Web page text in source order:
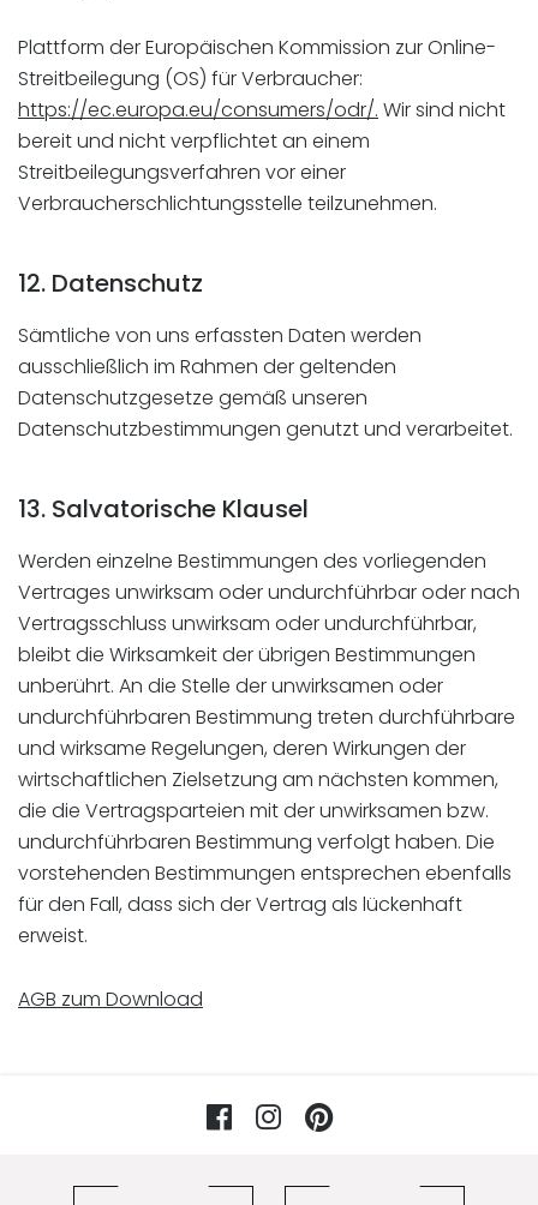
Plattform der Europäischen Kommission zur Online-
Streitbeilegung (OS) für Verbraucher:
https://ec.europa.eu/consumers/odr/. Wir sind nicht
bereit und nicht verpflichtet an einem
Streitbeilegungsverfahren vor einer
Verbraucherschlichtungsstelle teilzunehmen.
12. Datenschutz
Sämtliche von uns erfassten Daten werden
ausschließlich im Rahmen der geltenden
Datenschutzgesetze gemäß unseren
Datenschutzbestimmungen genutzt und verarbeitet.
13. Salvatorische Klausel
Werden einzelne Bestimmungen des vorliegenden
Vertrages unwirksam oder undurchführbar oder nach
Vertragsschluss unwirksam oder undurchführbar,
bleibt die Wirksamkeit der übrigen Bestimmungen
unberührt. An die Stelle der unwirksamen oder
undurchführbaren Bestimmung treten durchführbare
und wirksame Regelungen, deren Wirkungen der
wirtschaftlichen Zielsetzung am nächsten kommen,
die die Vertragsparteien mit der unwirksamen bzw.
undurchführbaren Bestimmung verfolgt haben. Die
vorstehenden Bestimmungen entsprechen ebenfalls
für den Fall, dass sich der Vertrag als lückenhaft
erweist.
AGB zum Download
FacebookInstagram